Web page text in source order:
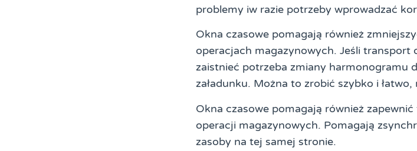
problemy iw razie potrzeby wprowadzać
Okna czasowe pomagają również
operacjach magazynowych. Jeśli transport
zaistnieć potrzeba zmiany harmonogramu
załadunku. Można to zrobić szybko i
Okna czasowe pomagają również
operacji magazynowych. Pomagają
zasoby na tej samej stronie.